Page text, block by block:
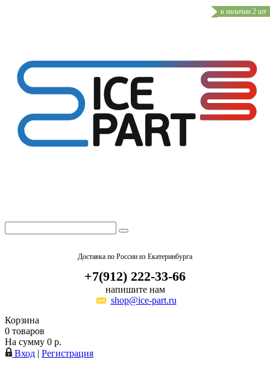
Доставка по России из Екатеринбурга
+7(912) 222-33-66
напишите нам
shop@ice-part.ru
Корзина
0 товаров
На сумму 0 р.
Вход | Регистрация
в наличии 2 шт